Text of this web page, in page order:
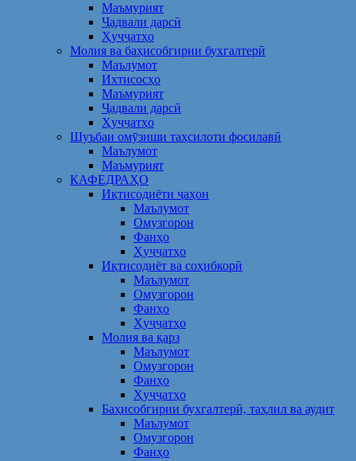
Маъмурият
Ҷадвали дарсӣ
Ҳуҷҷатҳо
Молия ва баҳисобгирии бухгалтерӣ
Маълумот
Ихтисосҳо
Маъмурият
Ҷадвали дарсӣ
Ҳуҷҷатҳо
Шуъбаи омӯзиши таҳсилоти фосилавӣ
Маълумот
Маъмурият
КАФЕДРАҲО
Иқтисодиёти ҷаҳон
Маълумот
Омузгорон
Фанҳо
Ҳуҷҷатҳо
Иқтисодиёт ва соҳибкорӣ
Маълумот
Омузгорон
Фанҳо
Ҳуҷҷатҳо
Молия ва қарз
Маълумот
Омузгорон
Фанҳо
Ҳуҷҷатҳо
Баҳисобгирии бухгалтерӣ, таҳлил ва аудит
Маълумот
Омузгорон
Фанҳо